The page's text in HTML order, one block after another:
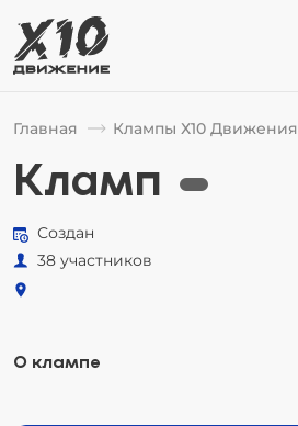
Главная Клампы Х10 Движения
Кламп
Создан
38 участников
О клампе